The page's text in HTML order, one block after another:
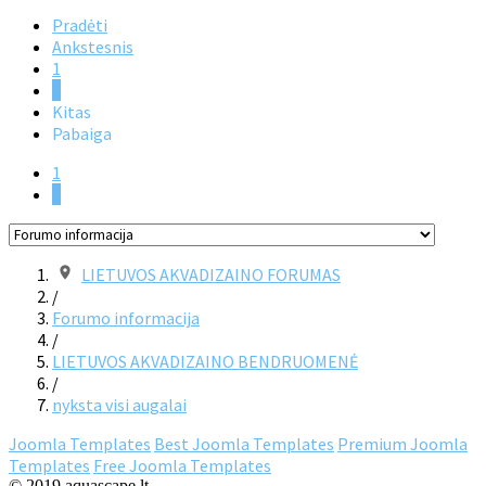
Pradėti
Ankstesnis
1
Kitas
Pabaiga
1
LIETUVOS AKVADIZAINO FORUMAS
/
Forumo informacija
/
LIETUVOS AKVADIZAINO BENDRUOMENĖ
/
nyksta visi augalai
Joomla Templates Best Joomla Templates Premium Joomla
Templates Free Joomla Templates